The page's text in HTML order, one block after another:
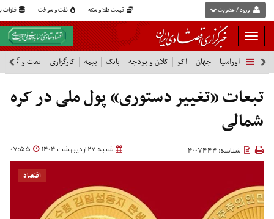
قیمت طلا و سکه نفت و سوخت فلزات ورود / عضویت
بار
و
بسته
نمودن
فهرست
اوراسیا جهان اکو کلان و بودجه بانک بیمه کارگزاری نفت و گاز
تبعات «تغییر دستوری» پول ملی در کره
شمالی
شنبه 27 اردیبهشت 1404 07:55 شناسه: 4007444
اقتصاد